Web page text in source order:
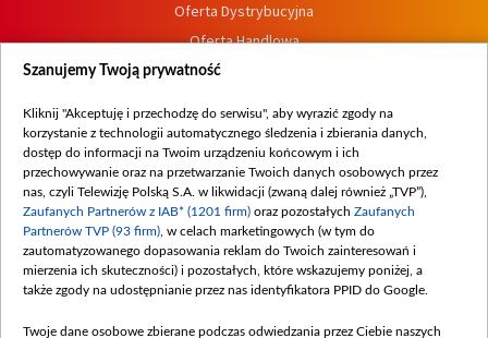
Oferta Dystrybucyjna
Oferta Handlowa
Dostępność
Procedura zgłoszeń wewnętrznych
Szanujemy Twoją prywatność
Kliknij "Akceptuję i przechodzę do serwisu", aby wyrazić zgody na
korzystanie z technologii automatycznego śledzenia i zbierania danych,
dostęp do informacji na Twoim urządzeniu końcowym i ich
przechowywanie oraz na przetwarzanie Twoich danych osobowych przez
nas, czyli Telewizję Polską S.A. w likwidacji (zwaną dalej również „TVP”),
Zaufanych Partnerów z IAB* (1201 firm) oraz pozostałych Zaufanych
Partnerów TVP (93 firm) , w celach marketingowych (w tym do
zautomatyzowanego dopasowania reklam do Twoich zainteresowań i
mierzenia ich skuteczności) i pozostałych, które wskazujemy poniżej, a
także zgody na udostępnianie przez nas identyfikatora PPID do Google.
Twoje dane osobowe zbierane podczas odwiedzania przez Ciebie naszych